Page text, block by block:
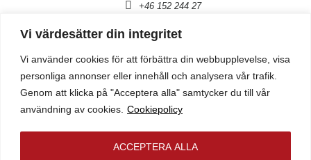
Vi värdesätter din integritet
Vi använder cookies för att förbättra din webbupplevelse, visa
personliga annonser eller innehåll och analysera vår trafik.
Genom att klicka på "Acceptera alla" samtycker du till vår
användning av cookies. Cookiepolicy
ACCEPTERA ALLA
+46 152 244 27
Fler fastigheter i Södertälje
DIN BIL STOCKHOLM AB